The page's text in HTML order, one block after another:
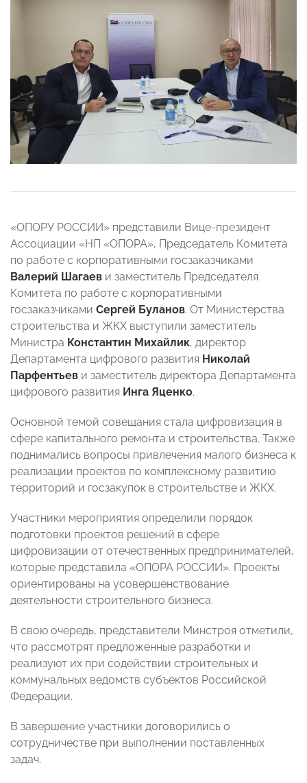
«ОПОРУ РОССИИ» представили Вице-президент
Ассоциации «НП «ОПОРА», Председатель Комитета
по работе с корпоративными госзаказчиками
Валерий Шагаев и заместитель Председателя
Комитета по работе с корпоративными
госзаказчиками Сергей Буланов. От Министерства
строительства и ЖКХ выступили заместитель
Министра Константин Михайлик, директор
Департамента цифрового развития Николай
Парфентьев и заместитель директора Департамента
цифрового развития Инга Яценко.
Основной темой совещания стала цифровизация в
сфере капитального ремонта и строительства. Также
поднимались вопросы привлечения малого бизнеса к
реализации проектов по комплексному развитию
территорий и госзакупок в строительстве и ЖКХ.
Участники мероприятия определили порядок
подготовки проектов решений в сфере
цифровизации от отечественных предпринимателей,
которые представила «ОПОРА РОССИИ». Проекты
ориентированы на усовершенствование
деятельности строительного бизнеса.
В свою очередь, представители Минстроя отметили,
что рассмотрят предложенные разработки и
реализуют их при содействии строительных и
коммунальных ведомств субъектов Российской
Федерации.
В завершение участники договорились о
сотрудничестве при выполнении поставленных
задач.